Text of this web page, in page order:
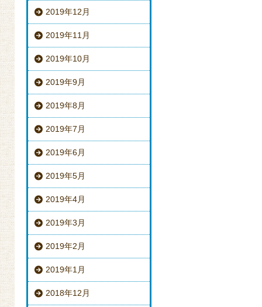
2019年12月
2019年11月
2019年10月
2019年9月
2019年8月
2019年7月
2019年6月
2019年5月
2019年4月
2019年3月
2019年2月
2019年1月
2018年12月